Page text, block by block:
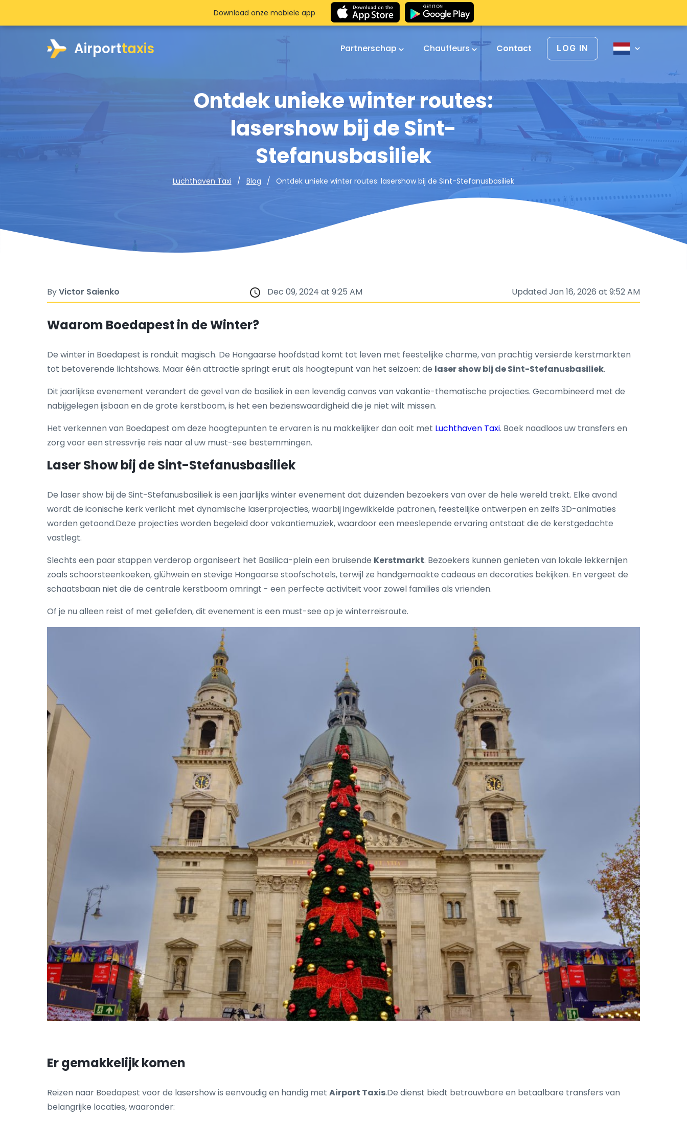
Airporttaxis Partnerschap Chauffeurs Contact LOG IN
Ontdek unieke winter routes:
lasershow bij de Sint-
Stefanusbasiliek
Luchthaven Taxi Blog Ontdek unieke winter routes: lasershow bij de Sint-Stefanusbasiliek
Download onze mobiele app
ByVictor Saienko Dec 09, 2024 at 9:25 AM Updated Jan 16, 2026 at 9:52 AM
Waarom Boedapest in de Winter?
De winter in Boedapest is ronduit magisch. De Hongaarse hoofdstad komt tot leven met feestelijke charme, van prachtig versierde kerstmarkten
tot betoverende lichtshows. Maar één attractie springt eruit als hoogtepunt van het seizoen: de laser show bij de Sint-Stefanusbasiliek.
Dit jaarlijkse evenement verandert de gevel van de basiliek in een levendig canvas van vakantie-thematische projecties. Gecombineerd met de
nabijgelegen ijsbaan en de grote kerstboom, is het een bezienswaardigheid die je niet wilt missen.
Het verkennen van Boedapest om deze hoogtepunten te ervaren is nu makkelijker dan ooit met Luchthaven Taxi. Boek naadloos uw transfers en
zorg voor een stressvrije reis naar al uw must-see bestemmingen.
Laser Show bij de Sint-Stefanusbasiliek
De laser show bij de Sint-Stefanusbasiliek is een jaarlijks winter evenement dat duizenden bezoekers van over de hele wereld trekt. Elke avond
wordt de iconische kerk verlicht met dynamische laserprojecties, waarbij ingewikkelde patronen, feestelijke ontwerpen en zelfs 3D-animaties
worden getoond.Deze projecties worden begeleid door vakantiemuziek, waardoor een meeslepende ervaring ontstaat die de kerstgedachte
vastlegt.
Slechts een paar stappen verderop organiseert het Basilica-plein een bruisende Kerstmarkt. Bezoekers kunnen genieten van lokale lekkernijen
zoals schoorsteenkoeken, glühwein en stevige Hongaarse stoofschotels, terwijl ze handgemaakte cadeaus en decoraties bekijken. En vergeet de
schaatsbaan niet die de centrale kerstboom omringt - een perfecte activiteit voor zowel families als vrienden.
Of je nu alleen reist of met geliefden, dit evenement is een must-see op je winterreisroute.
Er gemakkelijk komen
Reizen naar Boedapest voor de lasershow is eenvoudig en handig met Airport Taxis.De dienst biedt betrouwbare en betaalbare transfers van
belangrijke locaties, waaronder: